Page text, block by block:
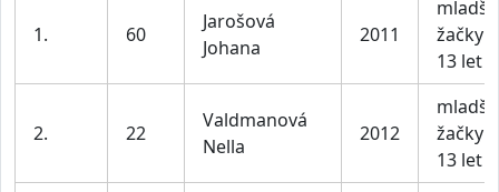
1. 60
Jarošová
Johana
2011
mladší
žačky
13 let
2. 22
Valdmanová
Nella
2012
mladší
žačky
13 let